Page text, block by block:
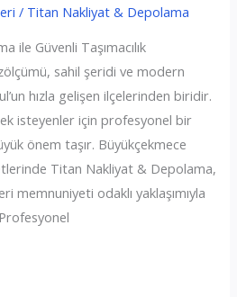
/ Titan Nakliyat & Depolama
ile Güvenli Taşımacılık
sahil şeridi ve modern
hızla gelişen ilçelerinden biridir.
isteyenler için profesyonel bir
önem taşır. Büyükçekmece
Titan Nakliyat & Depolama,
memnuniyeti odaklı yaklaşımıyla